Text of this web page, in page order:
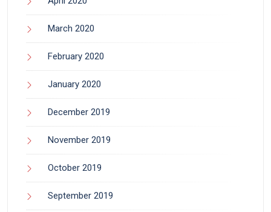
March 2020
February 2020
January 2020
December 2019
November 2019
October 2019
September 2019